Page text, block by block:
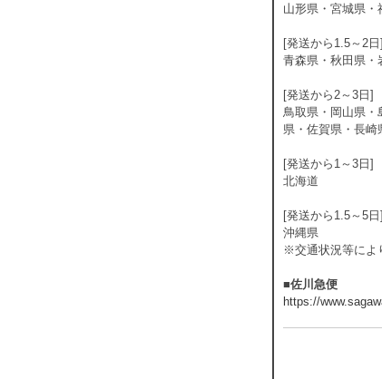
山形県・宮城県・
[発送から1.5～2日]
青森県・秋田県・
[発送から2～3日]
鳥取県・岡山県・
県・佐賀県・長崎
[発送から1～3日]
北海道
[発送から1.5～5日]
沖縄県
※交通状況等によ
■佐川急便
https://